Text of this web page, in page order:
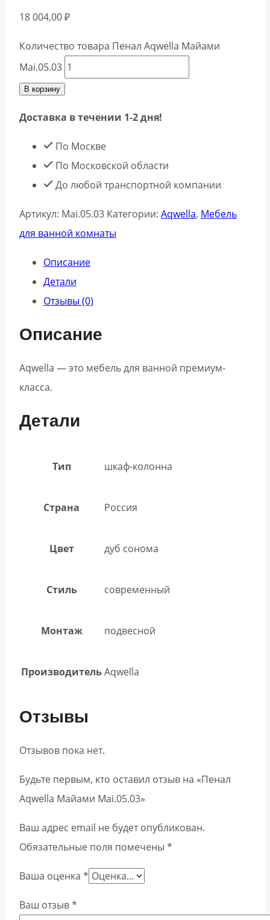
18 004,00₽
Количество товара Пенал Aqwella Майами
Mai.05.03
В корзину
Доставка в течении 1-2 дня!
По Москве
По Московской области
До любой транспортной компании
Артикул: Mai.05.03 Категории: Aqwella, Мебель
для ванной комнаты
Описание
Детали
Отзывы (0)
Описание
Aqwella — это мебель для ванной премиум-
класса.
Детали
Тип шкаф-колонна
Страна Россия
Цвет дуб сонома
Стиль современный
Монтаж подвесной
ПроизводительAqwella
Отзывы
Отзывов пока нет.
Будьте первым, кто оставил отзыв на «Пенал
Aqwella Майами Mai.05.03»
Ваш адрес email не будет опубликован.
Обязательные поля помечены *
Ваша оценка *
Ваш отзыв*